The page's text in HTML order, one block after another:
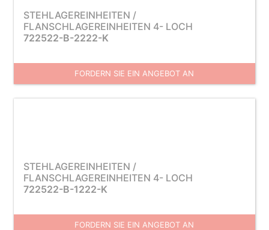
STEHLAGEREINHEITEN /
FLANSCHLAGEREINHEITEN 4- LOCH
722522-B-2222-K
FORDERN SIE EIN ANGEBOT AN
STEHLAGEREINHEITEN /
FLANSCHLAGEREINHEITEN 4- LOCH
722522-B-1222-K
FORDERN SIE EIN ANGEBOT AN